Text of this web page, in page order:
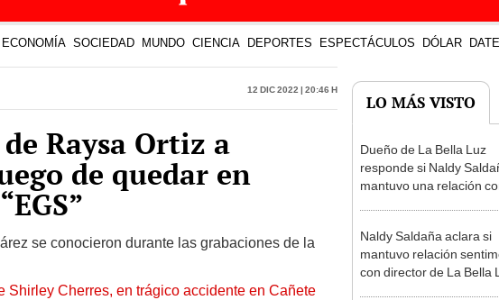
ECONOMÍA SOCIEDAD MUNDO CIENCIA DEPORTES ESPECTÁCULOS DÓLAR
12 Dic 2022 | 20:46 h
Raysa Ortiz a
de quedar en
se conocieron durante las grabaciones de la
Shirley Cherres, en trágico accidente en Cañete
LO MÁS VISTO
Dueño de La Bella Luz
responde si Naldy
mantuvo una relación
Naldy Saldaña aclara si
mantuvo relación
con director de La Bella